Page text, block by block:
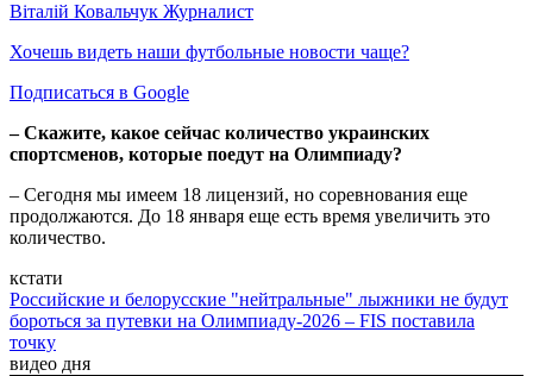
Віталій Ковальчук Журналист
Хочешь видеть наши футбольные новости чаще?
Подписаться в Google
– Скажите, какое сейчас количество украинских
спортсменов, которые поедут на Олимпиаду?
– Сегодня мы имеем 18 лицензий, но соревнования еще
продолжаются. До 18 января еще есть время увеличить это
количество.
кстати
Российские и белорусские "нейтральные" лыжники не будут
бороться за путевки на Олимпиаду-2026 – FIS поставила
точку
видео дня